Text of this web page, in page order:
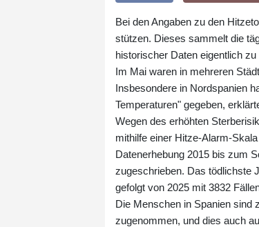
Bei den Angaben zu den
stützen. Dieses sammelt die
historischer Daten eigentlich
Im Mai waren in mehreren
Insbesondere in Nordspanien
Temperaturen" gegeben,
Wegen des erhöhten
mithilfe einer Hitze-Alarm-
Datenerhebung 2015 bis zum
zugeschrieben. Das tödlichste
gefolgt von 2025 mit 3832
Die Menschen in Spanien sind
zugenommen, und dies auch